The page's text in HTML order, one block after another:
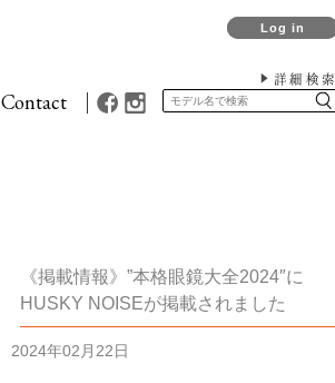
Log in
詳細検索
Contact
《掲載情報》”本格眼鏡大全2024″に
HUSKY NOISEが掲載されました
2024年02月22日